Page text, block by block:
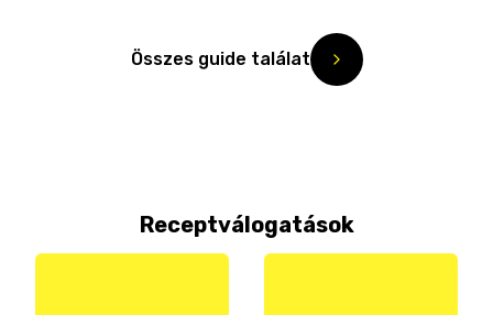
Összes guide találat
Receptválogatások